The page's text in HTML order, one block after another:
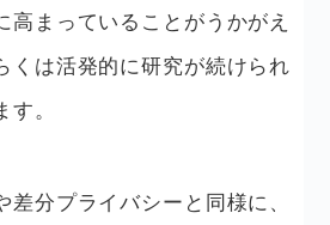
高まっていることがうかがえ
くは活発的に研究が続けられ
。
差分プライバシーと同様に、